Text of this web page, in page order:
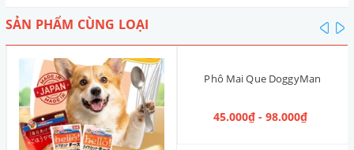
SẢN PHẨM CÙNG LOẠI
Phô Mai Que DoggyMan
45.000₫ - 98.000₫